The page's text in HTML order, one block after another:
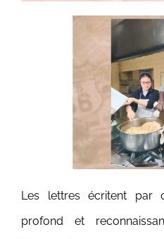
Les lettres écritent par
profond et